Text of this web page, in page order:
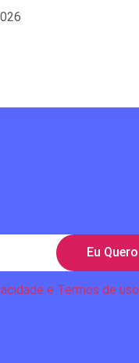
e Termos de uso
Eu Quero